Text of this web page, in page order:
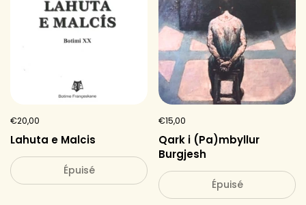
€20,00
Lahuta e Malcis
Épuisé
€15,00
Qark i (Pa)mbyllur
Burgjesh
Épuisé